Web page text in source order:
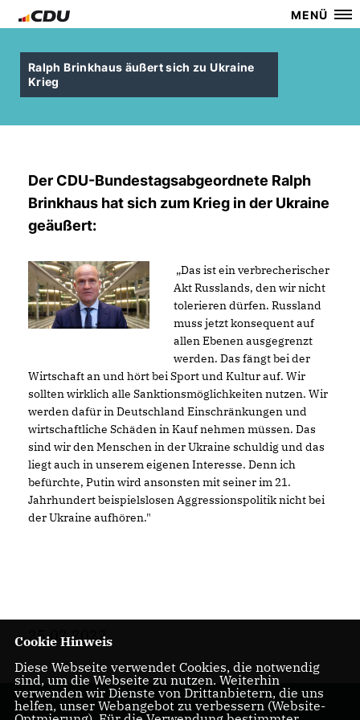
MENÜ
Ralph Brinkhaus äußert sich zu Ukraine
Krieg
Der CDU-Bundestagsabgeordnete Ralph
Brinkhaus hat sich zum Krieg in der Ukraine
geäußert:
Das ist ein verbrecherischer
Akt Russlands, den wir nicht
tolerieren dürfen. Russland
muss jetzt konsequent auf
allen Ebenen ausgegrenzt
werden. Das fängt bei der
Wirtschaft an und hört bei Sport und Kultur auf. Wir
sollten wirklich alle Sanktionsmöglichkeiten nutzen. Wir
werden dafür in Deutschland Einschränkungen und
wirtschaftliche Schäden in Kauf nehmen müssen. Das
sind wir den Menschen in der Ukraine schuldig und das
liegt auch in unserem eigenen Interesse. Denn ich
befürchte, Putin wird ansonsten mit seiner im 21.
Jahrhundert beispielslosen Aggressionspolitik nicht bei
der Ukraine aufhören."
25.02.2022
Cookie Hinweis
Diese Webseite verwendet Cookies, die notwendig
sind, um die Webseite zu nutzen. Weiterhin
verwenden wir Dienste von Drittanbietern, die uns
helfen, unser Webangebot zu verbessern (Website-